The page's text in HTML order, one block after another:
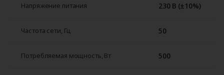
Напряжение питания 230 В (±10%)
Частота сети, Гц 50
Потребляемая мощность, Вт 500